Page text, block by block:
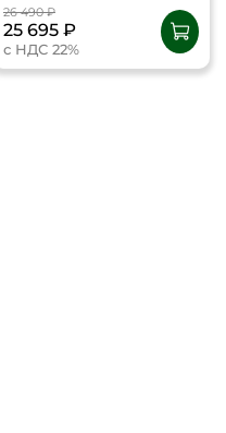
26 490 ₽
25 695 ₽
с НДС 22%